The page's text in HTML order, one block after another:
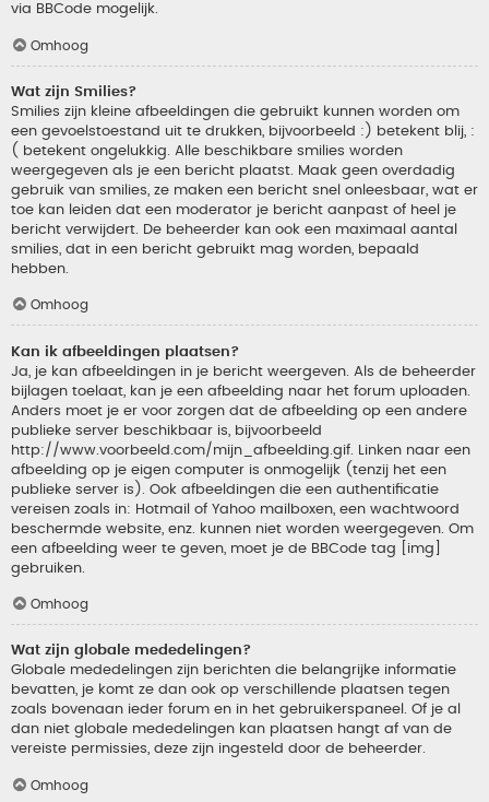
via BBCode mogelijk.
Omhoog
Wat zijn Smilies?
Smilies zijn kleine afbeeldingen die gebruikt kunnen worden om
een gevoelstoestand uit te drukken, bijvoorbeeld :) betekent blij, :
( betekent ongelukkig. Alle beschikbare smilies worden
weergegeven als je een bericht plaatst. Maak geen overdadig
gebruik van smilies, ze maken een bericht snel onleesbaar, wat er
toe kan leiden dat een moderator je bericht aanpast of heel je
bericht verwijdert. De beheerder kan ook een maximaal aantal
smilies, dat in een bericht gebruikt mag worden, bepaald
hebben.
Omhoog
Kan ik afbeeldingen plaatsen?
Ja, je kan afbeeldingen in je bericht weergeven. Als de beheerder
bijlagen toelaat, kan je een afbeelding naar het forum uploaden.
Anders moet je er voor zorgen dat de afbeelding op een andere
publieke server beschikbaar is, bijvoorbeeld
http://www.voorbeeld.com/mijn_afbeelding.gif. Linken naar een
afbeelding op je eigen computer is onmogelijk (tenzij het een
publieke server is). Ook afbeeldingen die een authentificatie
vereisen zoals in: Hotmail of Yahoo mailboxen, een wachtwoord
beschermde website, enz. kunnen niet worden weergegeven. Om
een afbeelding weer te geven, moet je de BBCode tag [img]
gebruiken.
Omhoog
Wat zijn globale mededelingen?
Globale mededelingen zijn berichten die belangrijke informatie
bevatten, je komt ze dan ook op verschillende plaatsen tegen
zoals bovenaan ieder forum en in het gebruikerspaneel. Of je al
dan niet globale mededelingen kan plaatsen hangt af van de
vereiste permissies, deze zijn ingesteld door de beheerder.
Omhoog